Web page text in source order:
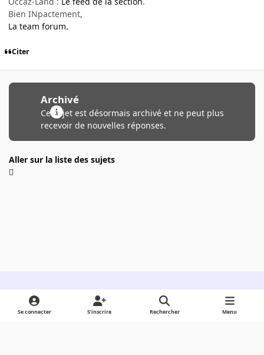
Bien INpactement,
La team forum.
Citer
Archivé
Ce sujet est désormais archivé et ne peut plus
recevoir de nouvelles réponses.
Aller sur la liste des sujets
Light ModeDark ModeSystem Preference
Se connecter S’inscrire Rechercher Menu